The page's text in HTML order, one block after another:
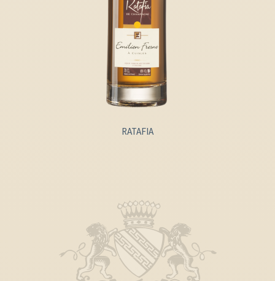
RATAFIA